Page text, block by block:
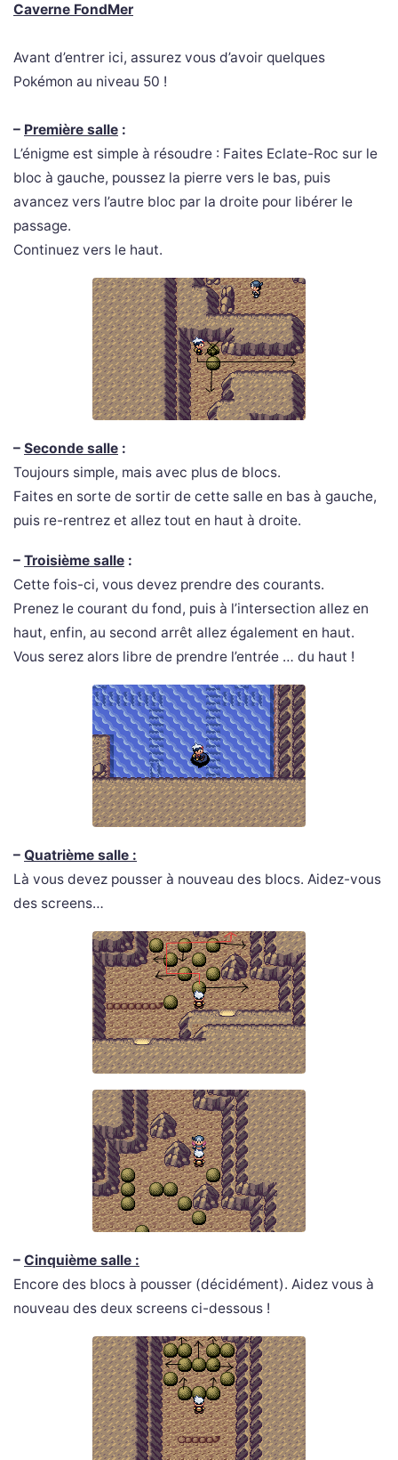
Caverne FondMer
Avant d’entrer ici, assurez vous d’avoir quelques
Pokémon au niveau 50 !
– Première salle :
L’énigme est simple à résoudre : Faites Eclate-Roc sur le
bloc à gauche, poussez la pierre vers le bas, puis
avancez vers l’autre bloc par la droite pour libérer le
passage.
Continuez vers le haut.
– Seconde salle :
Toujours simple, mais avec plus de blocs.
Faites en sorte de sortir de cette salle en bas à gauche,
puis re-rentrez et allez tout en haut à droite.
– Troisième salle :
Cette fois-ci, vous devez prendre des courants.
Prenez le courant du fond, puis à l’intersection allez en
haut, enfin, au second arrêt allez également en haut.
Vous serez alors libre de prendre l’entrée … du haut !
– Quatrième salle :
Là vous devez pousser à nouveau des blocs. Aidez-vous
des screens…
– Cinquième salle :
Encore des blocs à pousser (décidément). Aidez vous à
nouveau des deux screens ci-dessous !